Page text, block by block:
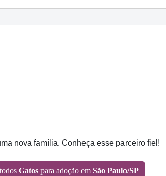
nova família. Conheça esse parceiro fiel!
Gatos para adoção em São Paulo/SP